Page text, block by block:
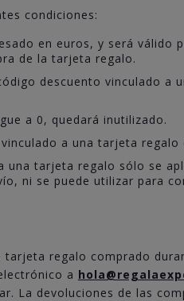
condiciones:
en euros, y será
de la tarjeta regalo.
descuento vinculado
a 0, quedará inutilizado.
a una tarjeta regalo
una tarjeta regalo sólo se
ni se puede utilizar para
tarjeta regalo comprado
a
La devoluciones de las